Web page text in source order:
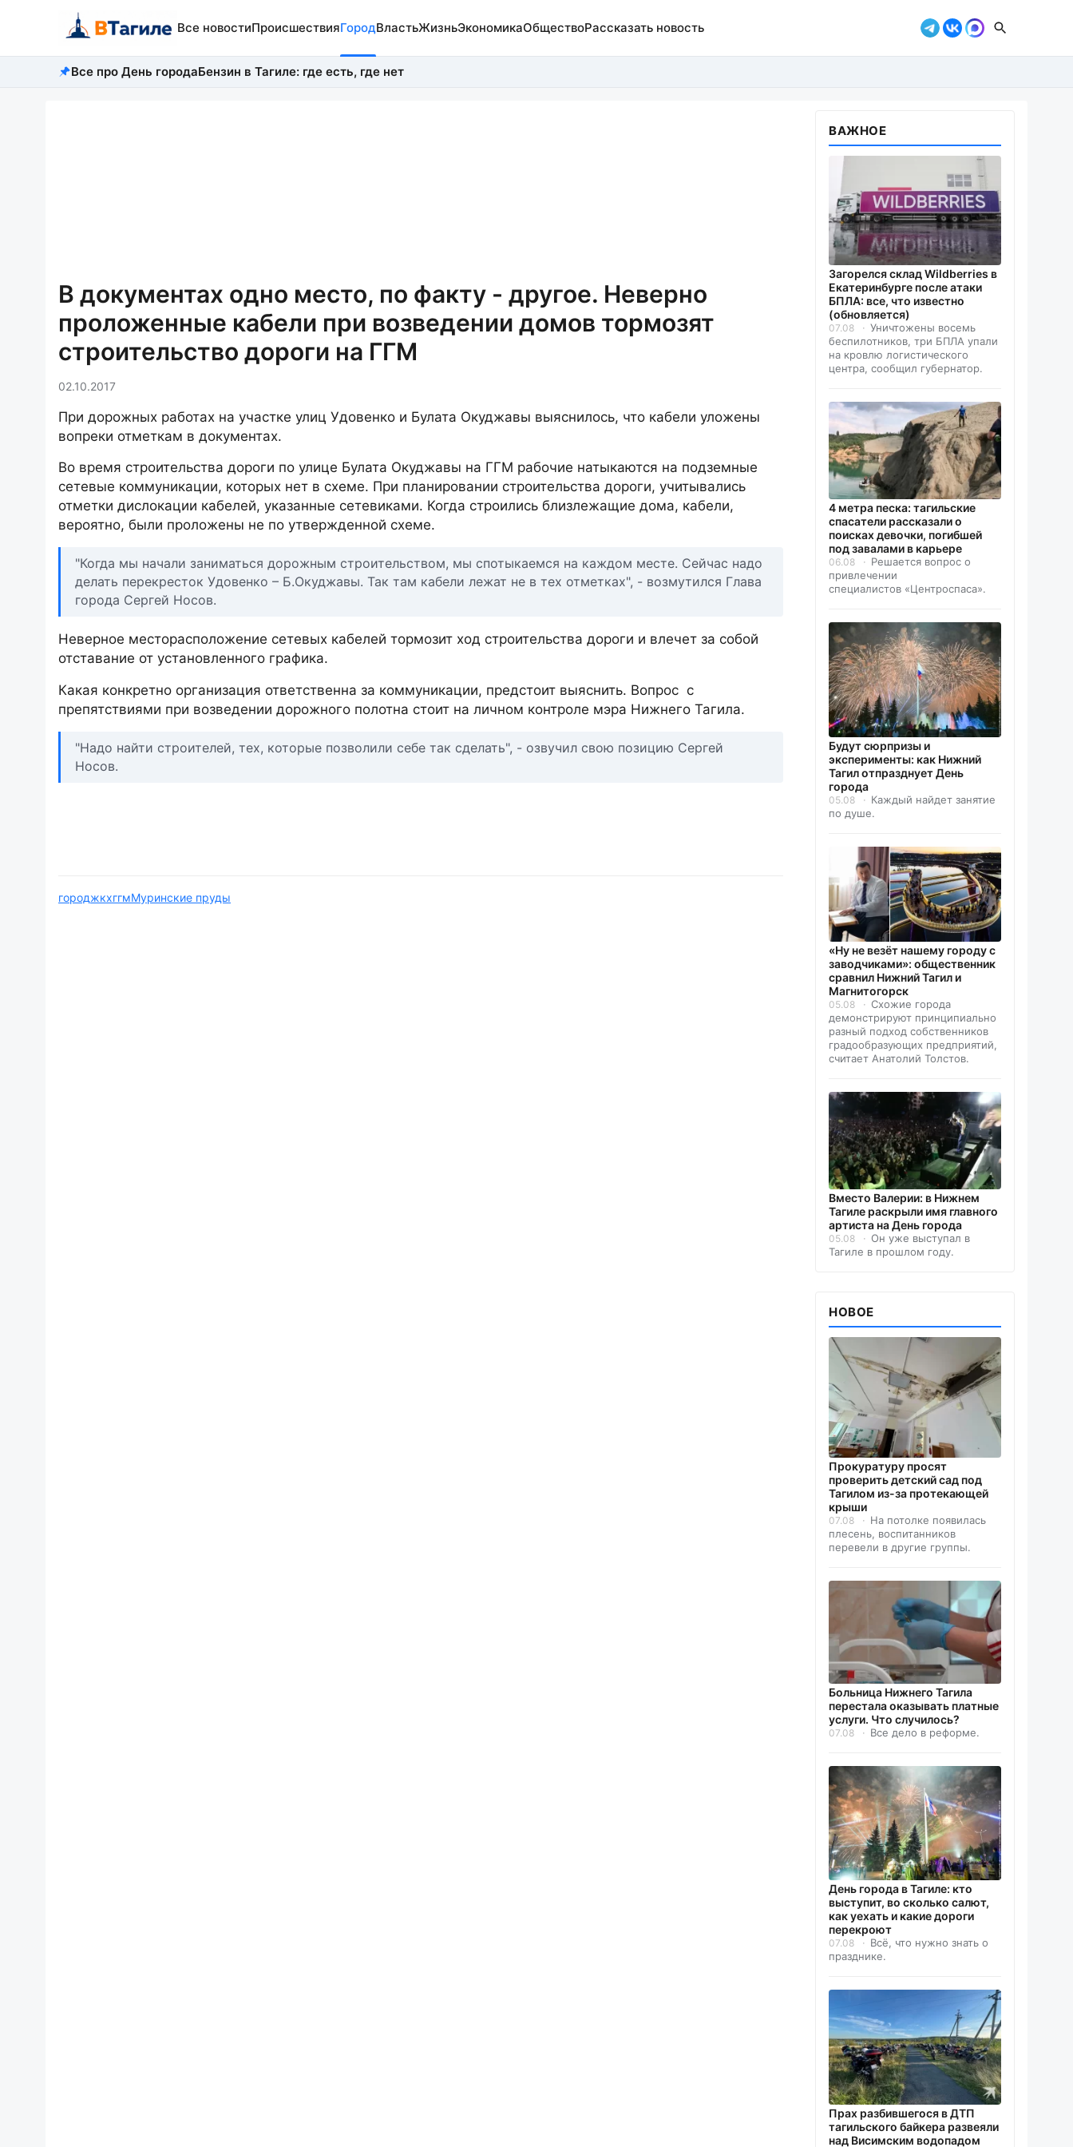
Все новостиПроисшествияГородВластьЖизньЭкономикаОбществоРассказать новость
Все про День городаБензин в Тагиле: где есть, где нет
В документах одно место, по факту - другое. Неверно
проложенные кабели при возведении домов тормозят
строительство дороги на ГГМ
02.10.2017
При дорожных работах на участке улиц Удовенко и Булата Окуджавы выяснилось, что кабели уложены
вопреки отметкам в документах.
Во время строительства дороги по улице Булата Окуджавы на ГГМ рабочие натыкаются на подземные
сетевые коммуникации, которых нет в схеме. При планировании строительства дороги, учитывались
отметки дислокации кабелей, указанные сетевиками. Когда строились близлежащие дома, кабели,
вероятно, были проложены не по утвержденной схеме.
"Когда мы начали заниматься дорожным строительством, мы спотыкаемся на каждом месте. Сейчас надо
делать перекресток Удовенко – Б.Окуджавы. Так там кабели лежат не в тех отметках", - возмутился Глава
города Сергей Носов.
Неверное месторасположение сетевых кабелей тормозит ход строительства дороги и влечет за собой
отставание от установленного графика.
Какая конкретно организация ответственна за коммуникации, предстоит выяснить. Вопрос с
препятствиями при возведении дорожного полотна стоит на личном контроле мэра Нижнего Тагила.
"Надо найти строителей, тех, которые позволили себе так сделать", - озвучил свою позицию Сергей
Носов.
городжкхггмМуринские пруды
ВАЖНОЕ
Загорелся склад Wildberries в
Екатеринбурге после атаки
БПЛА: все, что известно
(обновляется)
07.08
Уничтожены восемь
беспилотников, три БПЛА упали
на кровлю логистического
центра, сообщил губернатор.
4 метра песка: тагильские
спасатели рассказали о
поисках девочки, погибшей
под завалами в карьере
06.08
Решается вопрос о
привлечении
специалистов «Центроспаса».
Будут сюрпризы и
эксперименты: как Нижний
Тагил отпразднует День
города
05.08
Каждый найдет занятие
по душе.
«Ну не везёт нашему городу с
заводчиками»: общественник
сравнил Нижний Тагил и
Магнитогорск
05.08
Схожие города
демонстрируют принципиально
разный подход собственников
градообразующих предприятий,
считает Анатолий Толстов.
Вместо Валерии: в Нижнем
Тагиле раскрыли имя главного
артиста на День города
05.08
Он уже выступал в
Тагиле в прошлом году.
НОВОЕ
Прокуратуру просят
проверить детский сад под
Тагилом из-за протекающей
крыши
07.08
На потолке появилась
плесень, воспитанников
перевели в другие группы.
Больница Нижнего Тагила
перестала оказывать платные
услуги. Что случилось?
07.08 Все дело в реформе.
День города в Тагиле: кто
выступит, во сколько салют,
как уехать и какие дороги
перекроют
07.08
Всё, что нужно знать о
празднике.
Прах разбившегося в ДТП
тагильского байкера развеяли
над Висимским водопадом